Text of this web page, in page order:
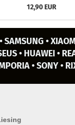
12,90 EUR
SAMSUNG •
• HUAWEI •
• SONY •